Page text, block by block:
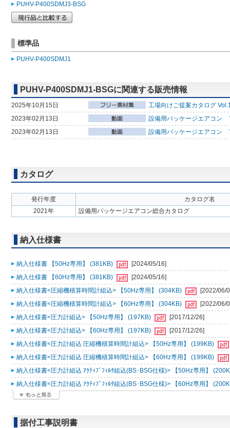
PUHV-P400SDMJ3-BSG
標準品
PUHV-P400SDMJ1
PUHV-P400SDMJ1-BSGに関連する販売情報
2025年10月15日
工場向けご提案カタログ
2023年02月13日
設備用パッケージエアコン
2023年02月13日
設備用パッケージエアコ
カタログ
発行年度
カタログ名
2021年
設備用パッケージエアコン総合カタログ
納入仕様書
納入仕様書 【50Hz専用】 (381KB)
[2024/05/16]
納入仕様書 【60Hz専用】 (381KB)
[2024/05/16]
納入仕様書<圧縮機積算時間計組込> 【50Hz専用】 (304KB)
[2022/06/
納入仕様書<圧縮機積算時間計組込> 【60Hz専用】 (304KB)
[2022/06/
納入仕様書<圧力計組込> 【50Hz専用】 (197KB)
[2017/12/26]
納入仕様書<圧力計組込> 【60Hz専用】 (197KB)
[2017/12/26]
納入仕様書<圧力計組込 圧縮機積算時間計組込> 【50Hz専用】 (199KB)
納入仕様書<圧力計組込 圧縮機積算時間計組込> 【60Hz専用】 (199KB)
納入仕様書<圧力計組込 ｱｸﾃｨﾌﾞﾌｨﾙﾀ組込(BS･BSG仕様)> 【50Hz専用】
納入仕様書<圧力計組込 ｱｸﾃｨﾌﾞﾌｨﾙﾀ組込(BS･BSG仕様)> 【60Hz専用】
据付工事説明書